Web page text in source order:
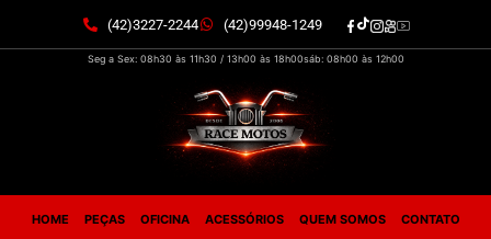
(42)3227-2244 (42)99948-1249
Seg a Sex: 08h30 às 11h30 / 13h00 às 18h00sáb: 08h00 às 12h00
HOME PEÇAS OFICINA ACESSÓRIOS QUEM SOMOS CONTATO